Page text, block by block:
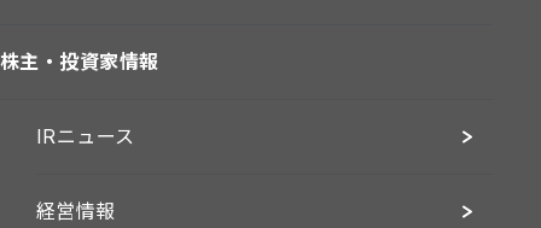
株主・投資家情報
IRニュース
経営情報